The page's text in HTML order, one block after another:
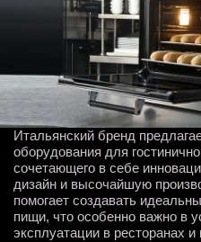
Итальянский бренд
оборудования для
сочетающего в себе
дизайн и высочайшую
помогает создавать
пищи, что особенно важно в
эксплуатации в ресторанах и